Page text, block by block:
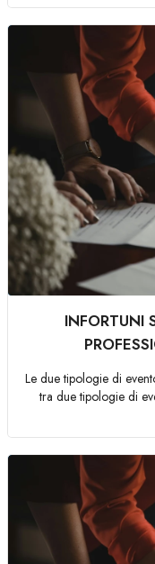
INFORTUNI
Le due tipologie di
tra due tipologie di